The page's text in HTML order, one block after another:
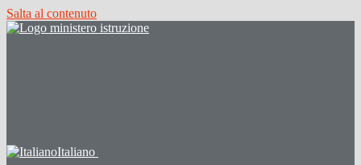
Salta al contenuto
Italiano